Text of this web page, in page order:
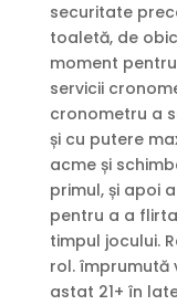
securitate
toaletă, de
moment
servicii
cronometru a
și cu putere
acme și
primul, și apoi
pentru a a
timpul jocului.
rol. împrumută
astat 21+ în